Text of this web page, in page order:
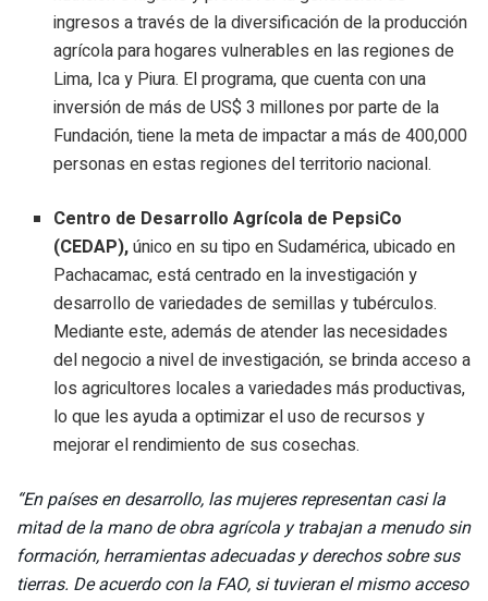
ingresos a través de la diversificación de la producción
agrícola para hogares vulnerables en las regiones de
Lima, Ica y Piura. El programa, que cuenta con una
inversión de más de US$ 3 millones por parte de la
Fundación, tiene la meta de impactar a más de 400,000
personas en estas regiones del territorio nacional.
Centro de Desarrollo Agrícola de PepsiCo
(CEDAP),único en su tipo en Sudamérica, ubicado en
Pachacamac, está centrado en la investigación y
desarrollo de variedades de semillas y tubérculos.
Mediante este, además de atender las necesidades
del negocio a nivel de investigación, se brinda acceso a
los agricultores locales a variedades más productivas,
lo que les ayuda a optimizar el uso de recursos y
mejorar el rendimiento de sus cosechas.
“En países en desarrollo, las mujeres representan casi la
mitad de la mano de obra agrícola y trabajan a menudo sin
formación, herramientas adecuadas y derechos sobre sus
tierras. De acuerdo con la FAO, si tuvieran el mismo acceso